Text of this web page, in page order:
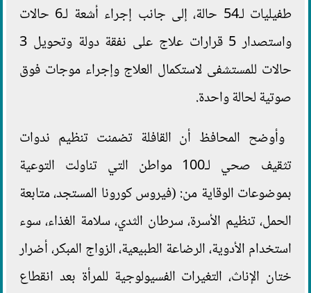
طفيليات لـ54 حالة، إلى جانب إجراء أشعة لـ6 حالات
واستصدار 5 قرارات علاج على نفقة دولة وتحويل 3
حالات للمستشفى لاستكمال العلاج وإجراء موجات فوق
صوتية لحالة واحدة.
وأوضح المحافظ أن القافلة تضمنت تنظيم ندوات
تثقيف صحي لـ100 مواطن التي تناولت التوعية
بموضوعات الوقاية من: (فيروس كورونا المستجد، متابعة
الحمل، تنظيم الأسرة، سرطان الثدي، سلامة الغذاء، سوء
استخدام الأدوية، الرضاعة الطبيعية، الزواج المبكر، أضرار
ختان الإناث، التغيرات الفسيولوجية للمرأة بعد انقطاع